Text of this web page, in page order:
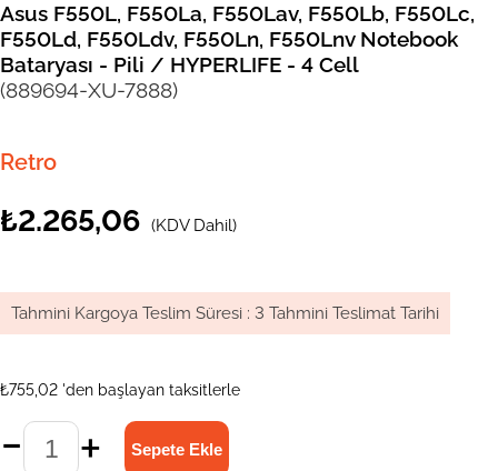
Asus F550L, F550La, F550Lav, F550Lb, F550Lc,
F550Ld, F550Ldv, F550Ln, F550Lnv Notebook
Bataryası - Pili / HYPERLIFE - 4 Cell
(889694-XU-7888)
Retro
₺2.265,06 (KDV Dahil)
Tahmini Kargoya Teslim Süresi : 3 Tahmini Teslimat Tarihi
₺755,02 'den başlayan taksitlerle